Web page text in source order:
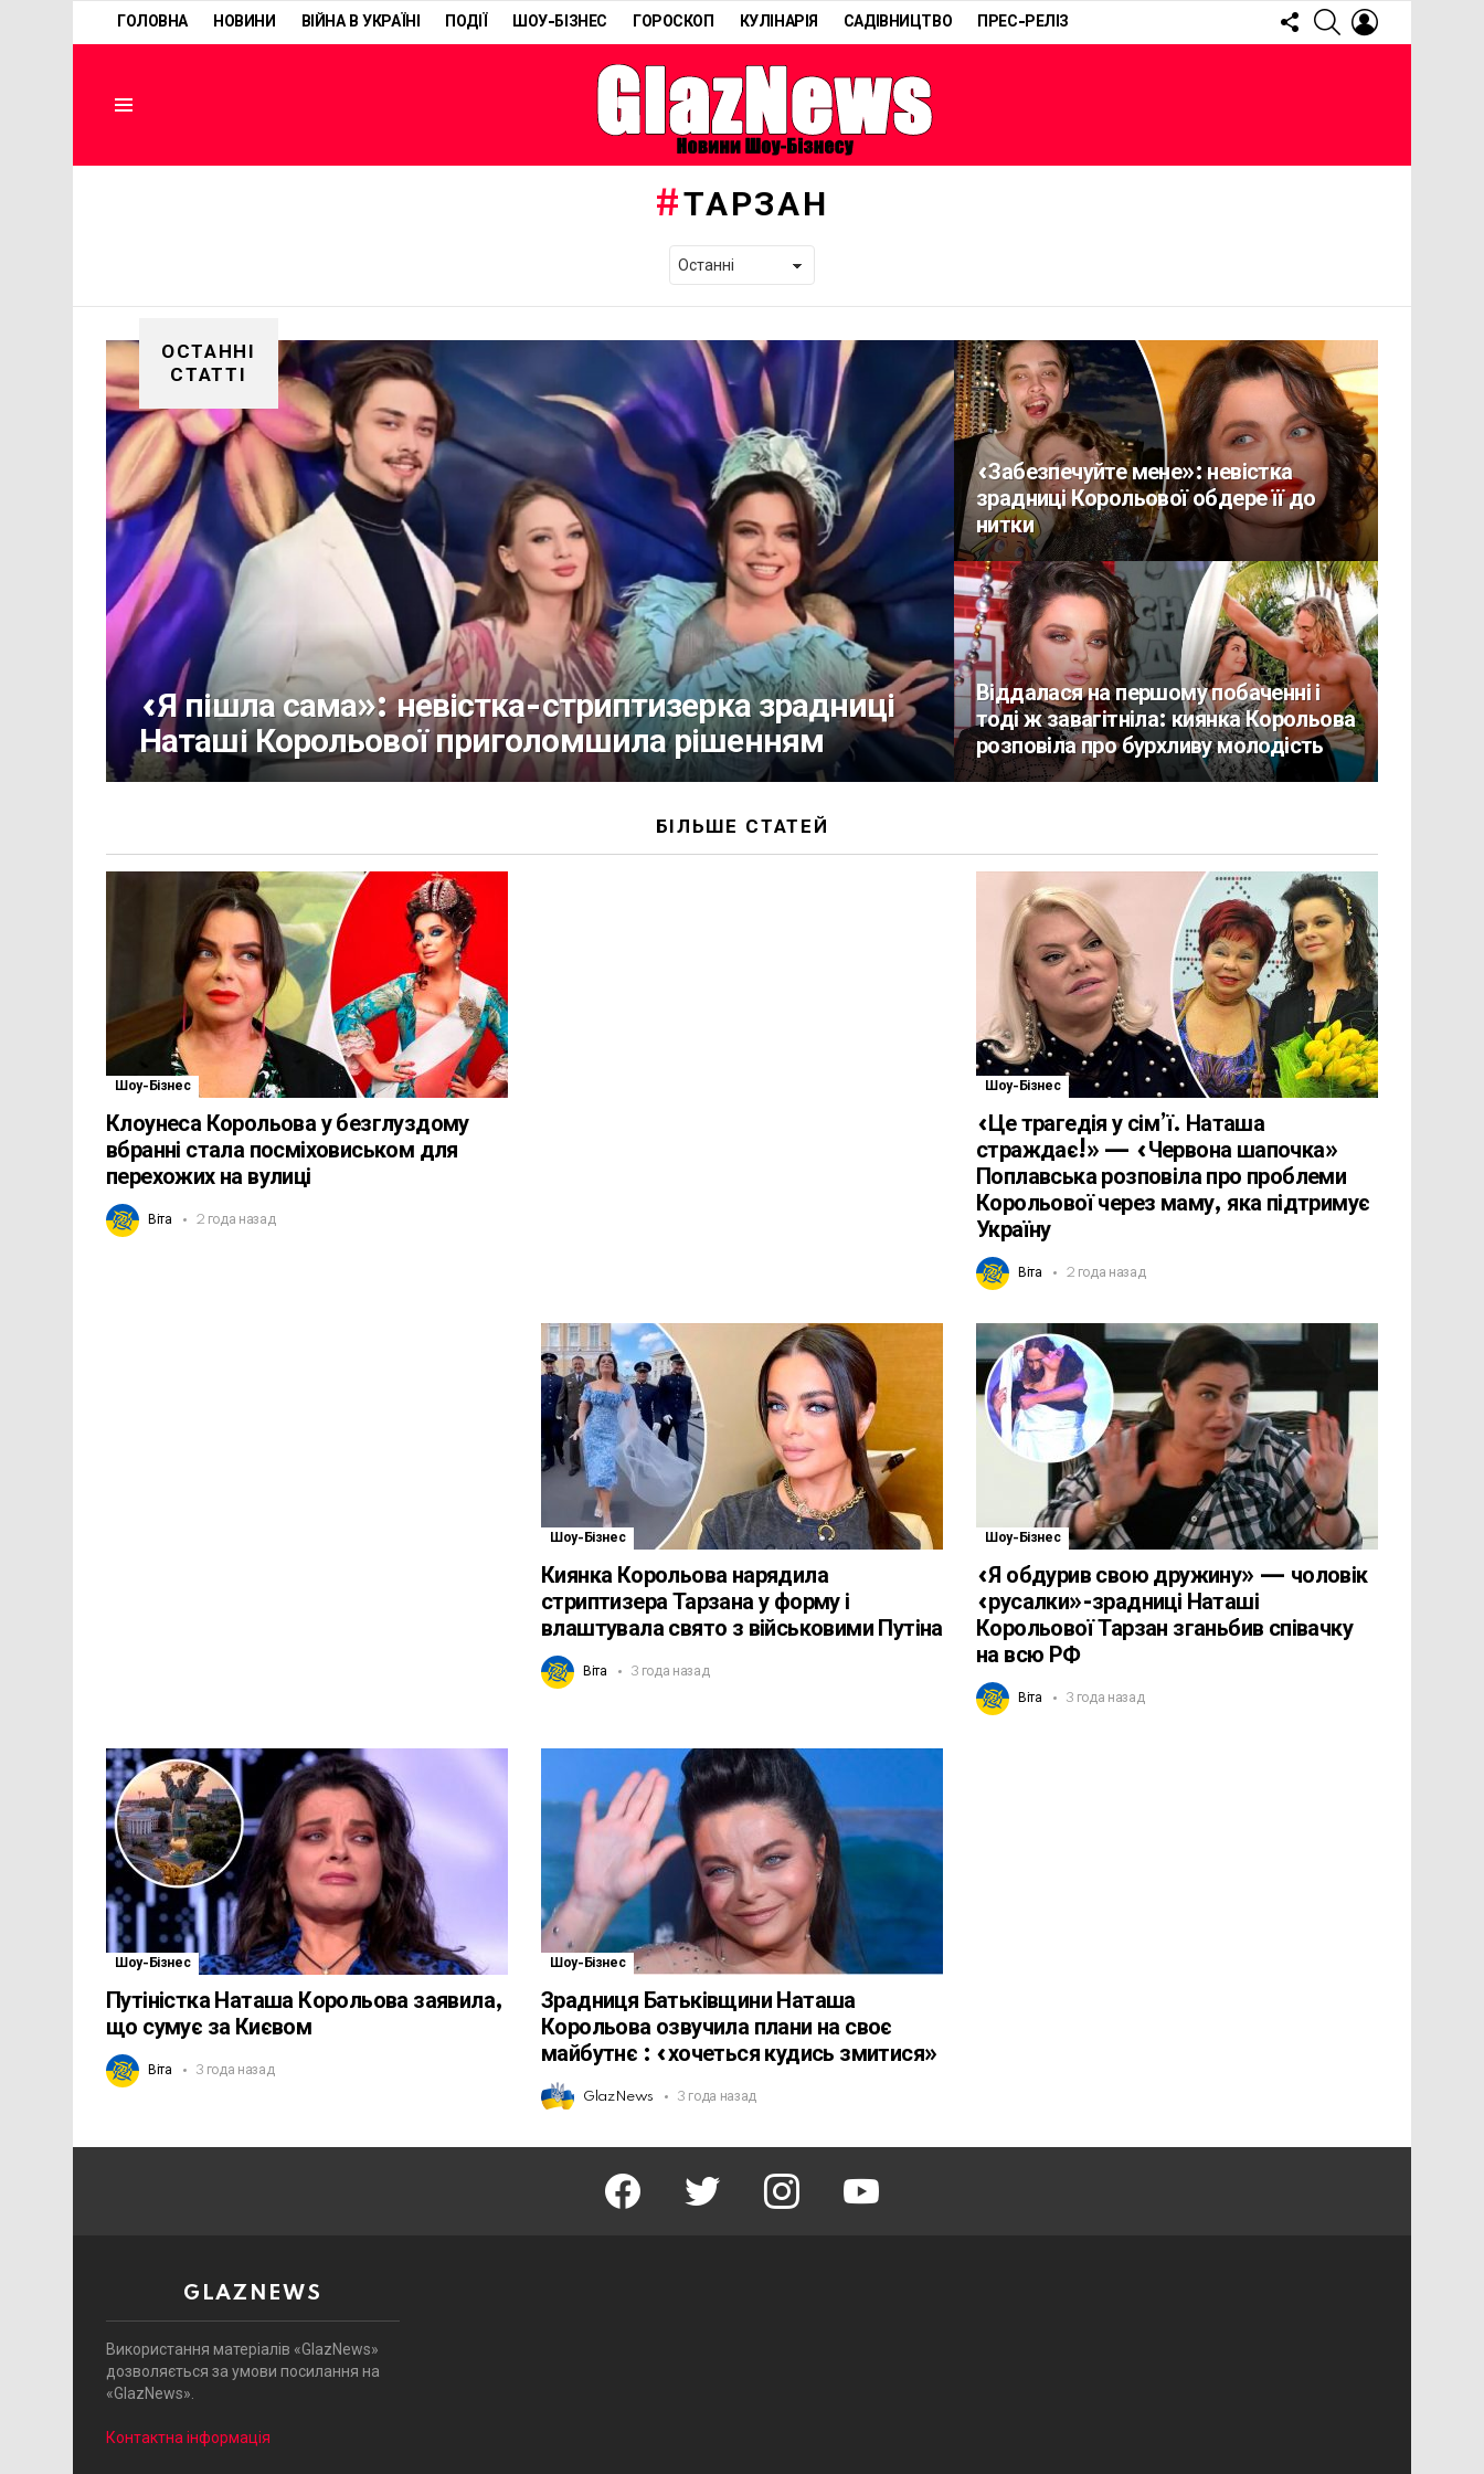
ГОЛОВНА НОВИНИ ВІЙНА В УКРАЇНІ ПОДІЇ ШОУ-БІЗНЕС ГОРОСКОП КУЛІНАРІЯ САДІВНИЦТВО ПРЕС-РЕЛІЗ
FOLLOW
US
SEARCH
ТАРЗАН
ОСТАННІ
СТАТТІ
«Я пішла сама»: невістка-стриптизерка зрадниці
Наташі Корольової приголомшила рішенням
«Забезпечуйте мене»: невістка
зрадниці Корольової обдере її до
нитки
Віддалася на першому побаченні і
тоді ж завагітніла: киянка Корольова
розповіла про бурхливу молодість
БІЛЬШЕ СТАТЕЙ
Шоу-Бізнес
Клоунеса Корольова у безглуздому
вбранні стала посміховиськом для
перехожих на вулиці
Віта 2 года назад
Шоу-Бізнес
«Це трагедія у сім’ї. Наташа
страждає!» — «Червона шапочка»
Поплавська розповіла про проблеми
Корольової через маму, яка підтримує
Україну
Віта 2 года назад
Шоу-Бізнес
Киянка Корольова нарядила
стриптизера Тарзана у форму і
влаштувала свято з військовими Путіна
Віта 3 года назад
Шоу-Бізнес
«Я обдурив свою дружину» — чоловік
«русалки»-зрадниці Наташі
Корольової Тарзан зганьбив співачку
на всю РФ
Віта 3 года назад
Шоу-Бізнес
Путіністка Наташа Корольова заявила,
що сумує за Києвом
Віта 3 года назад
Шоу-Бізнес
Зрадниця Батьківщини Наташа
Корольова озвучила плани на своє
майбутнє : «хочеться кудись змитися»
GlazNews 3 года назад
facebook twitter instagram youtube
GLAZNEWS
Використання матеріалів «GlazNews»
дозволяється за умови посилання на
«GlazNews».
Контактна інформація